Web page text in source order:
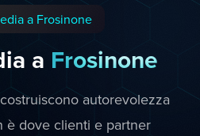
a Frosinone
a Frosinone
autorevolezza
è dove clienti e partner